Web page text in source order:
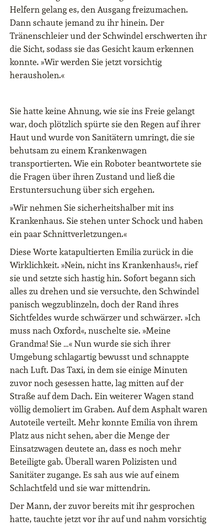
Helfern gelang es, den Ausgang freizumachen.
Dann schaute jemand zu ihr hinein. Der
Tränenschleier und der Schwindel erschwerten ihr
die Sicht, sodass sie das Gesicht kaum erkennen
konnte. »Wir werden Sie jetzt vorsichtig
herausholen.«
Sie hatte keine Ahnung, wie sie ins Freie gelangt
war, doch plötzlich spürte sie den Regen auf ihrer
Haut und wurde von Sanitätern umringt, die sie
behutsam zu einem Krankenwagen
transportierten. Wie ein Roboter beantwortete sie
die Fragen über ihren Zustand und ließ die
Erstuntersuchung über sich ergehen.
»Wir nehmen Sie sicherheitshalber mit ins
Krankenhaus. Sie stehen unter Schock und haben
ein paar Schnittverletzungen.«
Diese Worte katapultierten Emilia zurück in die
Wirklichkeit. »Nein, nicht ins Krankenhaus!«, rief
sie und setzte sich hastig hin. Sofort begann sich
alles zu drehen und sie versuchte, den Schwindel
panisch wegzublinzeln, doch der Rand ihres
Sichtfeldes wurde schwärzer und schwärzer. »Ich
muss nach Oxford«, nuschelte sie. »Meine
Grandma! Sie …« Nun wurde sie sich ihrer
Umgebung schlagartig bewusst und schnappte
nach Luft. Das Taxi, in dem sie einige Minuten
zuvor noch gesessen hatte, lag mitten auf der
Straße auf dem Dach. Ein weiterer Wagen stand
völlig demoliert im Graben. Auf dem Asphalt waren
Autoteile verteilt. Mehr konnte Emilia von ihrem
Platz aus nicht sehen, aber die Menge der
Einsatzwagen deutete an, dass es noch mehr
Beteiligte gab. Überall waren Polizisten und
Sanitäter zugange. Es sah aus wie auf einem
Schlachtfeld und sie war mittendrin.
Der Mann, der zuvor bereits mit ihr gesprochen
hatte, tauchte jetzt vor ihr auf und nahm vorsichtig